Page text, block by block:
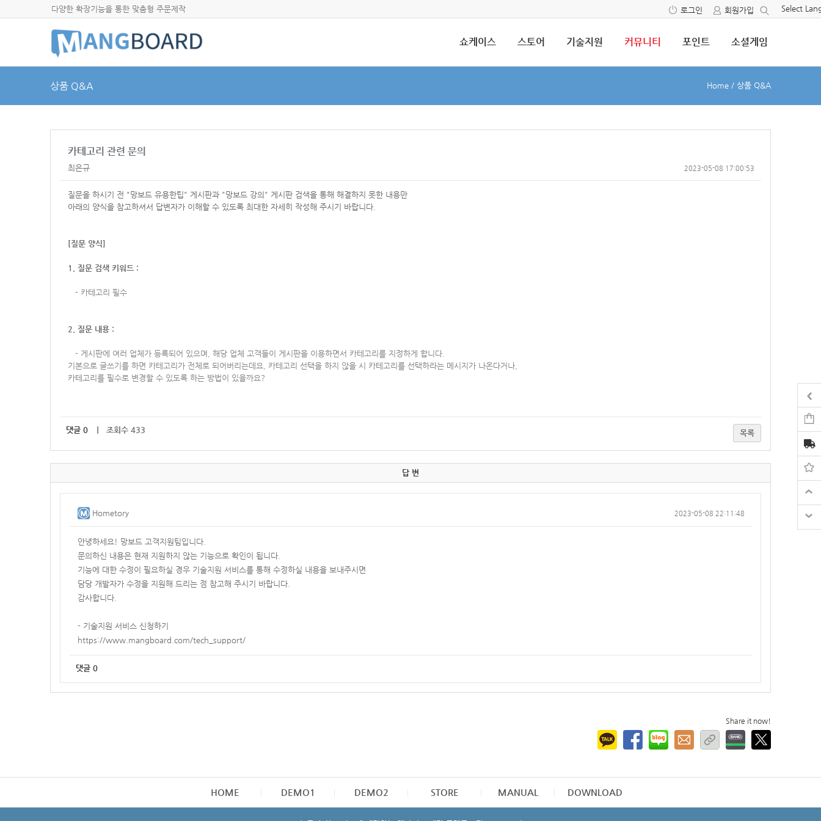
다양한 확장기능을 통한 맞춤형 주문제작 Select
로그인 회원가입
쇼케이스 스토어 기술지원 커뮤니티 포인트 소셜게임
상품 Q&A Home / 상품 Q&A
카테고리 관련 문의
최은규 2023-05-08 17:00:53
질문을 하시기 전 "망보드 유용한팁" 게시판과 "망보드 강의" 게시판 검색을 통해 해결하지 못한 내용만
아래의 양식을 참고하셔서 답변자가 이해할 수 있도록 최대한 자세히 작성해 주시기 바랍니다.
[질문 양식]
1. 질문 검색 키워드 :
- 카테고리 필수
2. 질문 내용 :
- 게시판에 여러 업체가 등록되어 있으며, 해당 업체 고객들이 게시판을 이용하면서 카테고리를 지정하게 합니다.
기본으로 글쓰기를 하면 카테고리가 전체로 되어버리는데요, 카테고리 선택을 하지 않을 시 카테고리를 선택하라는 메시지가 나온다거나,
카테고리를 필수로 변경할 수 있도록 하는 방법이 있을까요?
댓글 0 ｜ 조회수 433 목록
답 변
Hometory 2023-05-08 22:11:48
안녕하세요! 망보드 고객지원팀입니다.
문의하신 내용은 현재 지원하지 않는 기능으로 확인이 됩니다.
기능에 대한 수정이 필요하실 경우 기술지원 서비스를 통해 수정하실 내용을 보내주시면
담당 개발자가 수정을 지원해 드리는 점 참고해 주시기 바랍니다.
감사합니다.
- 기술지원 서비스 신청하기
https://www.mangboard.com/tech_support/
댓글 0
Share it now!
HOME DEMO1 DEMO2 STORE MANUAL DOWNLOAD